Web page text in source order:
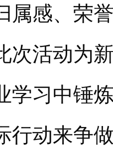
属感、荣
次活动为
学习中锤
行动来争